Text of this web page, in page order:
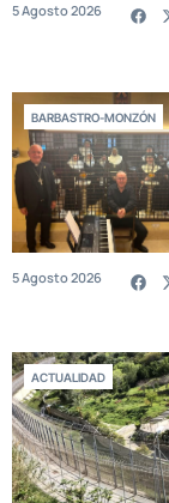
5 Agosto 2026
BARBASTRO-MONZÓN
5 Agosto 2026
ACTUALIDAD